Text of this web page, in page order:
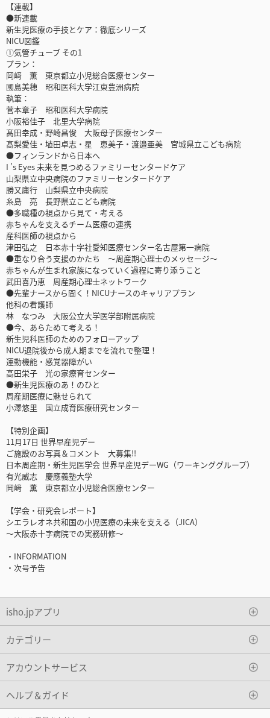
【連載】
●新連載
新生児医療の手技とケア：徹底シリーズ
NICU図鑑
①気管チューブ その1
プラン：
岡﨑 薫 東京都立小児総合医療センター
國島美穂 昭和医科大学江東豊洲病院
執筆：
菅本章子 昭和医科大学病院
小阪裕佳子 北里大学病院
髙田幸成・野崎昌俊 大阪母子医療センター
髙梨愛佳・埴田卓志・星 恵美子・渡邉亜美 宮城県立こども病院
●フィンランドから日本へ
I ’s Eyes 未来を見つめるファミリーセンタードケア
山梨県立中央病院のファミリーセンタードケア
勝又庸行 山梨県立中央病院
糸島 亮 長野県立こども病院
●多職種の視点から見て・考える
赤ちゃんを支えるチーム医療の連携
産科医師の視点から
津田弘之 日本赤十字社愛知医療センター名古屋第一病院
●重なり合う支援のかたち ～周産期心理士のメッセージ～
赤ちゃんが生まれ家族になっていく過程に寄り添うこと
武田喜乃恵 周産期心理士ネットワーク
●先輩ナースから聞く！NICUナースのキャリアプラン
他科の看護師
林 なつみ 大阪公立大学医学部附属病院
●今、あらためて考える！
新生児科医師のためのフォローアップ
NICU退院後から成人期までを流れで整理！
運動機能・感覚器障がい
高田栄子 光の家療育センター
●新生児医療のあ！のひと
周産期医療に魅せられて
小澤悠里 国立成育医療研究センター
【特別企画】
11月17日 世界早産児デー
ご施設のお写真＆コメント 大募集!!
日本周産期・新生児医学会 世界早産児デーWG（ワーキンググループ）
有光威志 慶應義塾大学
岡﨑 薫 東京都立小児総合医療センター
【学会・研究会レポート】
シエラレオネ共和国の小児医療の未来を支える（JICA）
～大阪赤十字病院での実務研修～
・INFORMATION
・次号予告
isho.jpアプリ
カテゴリー
アカウントサービス
ヘルプ＆ガイド